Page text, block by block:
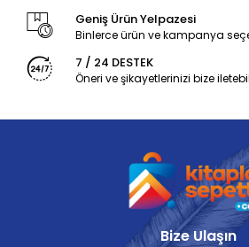
Geniş Ürün Yelpazesi
Binlerce ürün ve kampanya
7 / 24 DESTEK
Öneri ve şikayetlerinizi bize
Bize Ulaşın